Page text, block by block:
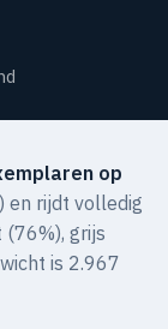
op
en rijdt volledig
grijs
is 2.967